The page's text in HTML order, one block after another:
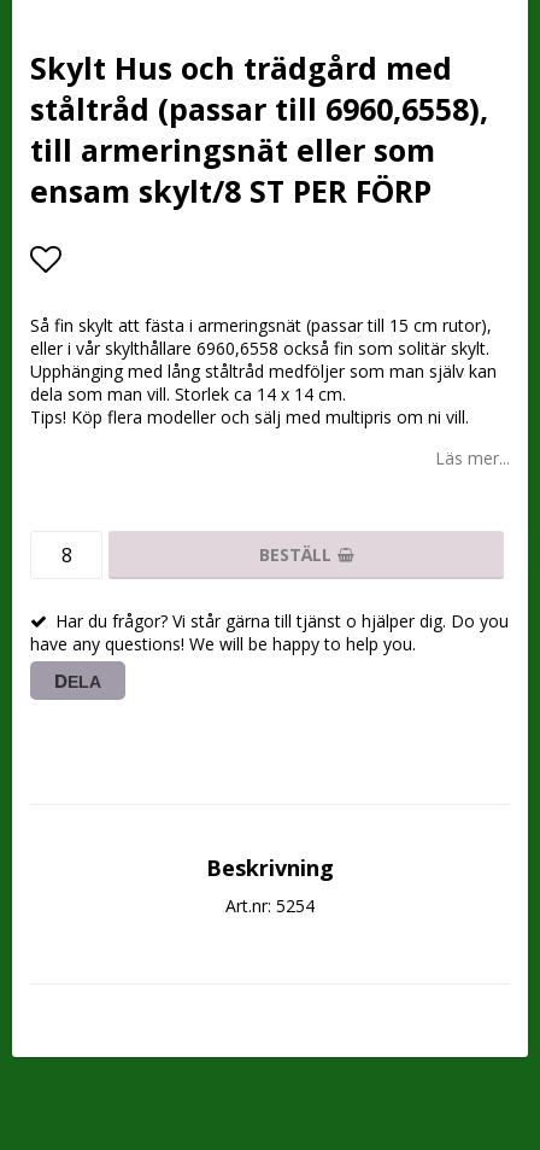
Skylt Hus och trädgård med
ståltråd (passar till 6960,6558),
till armeringsnät eller som
ensam skylt/8 ST PER FÖRP
Lägg till i favoritlistan
Så fin skylt att fästa i armeringsnät (passar till 15 cm rutor),
eller i vår skylthållare 6960,6558 också fin som solitär skylt.
Upphänging med lång ståltråd medföljer som man själv kan
dela som man vill. Storlek ca 14 x 14 cm.
Tips! Köp flera modeller och sälj med multipris om ni vill.
Läs mer...
BESTÄLL
Har du frågor? Vi står gärna till tjänst o hjälper dig. Do you
have any questions! We will be happy to help you.
DELA
Beskrivning
Art.nr: 5254